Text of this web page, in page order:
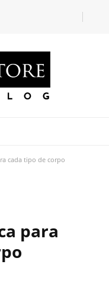
cada tipo de corpo
para